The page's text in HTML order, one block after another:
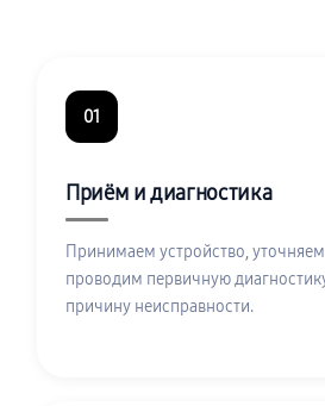
01
Приём и диагностика
Принимаем устройство,
проводим первичную
причину неисправности.